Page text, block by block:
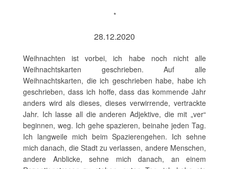
*
28.12.2020
Weihnachten ist vorbei, ich habe noch nicht alle
Weihnachtskarten geschrieben. Auf alle
Weihnachtskarten, die ich geschrieben habe, habe ich
geschrieben, dass ich hoffe, dass das kommende Jahr
anders wird als dieses, dieses verwirrende, vertrackte
Jahr. Ich lasse all die anderen Adjektive, die mit „ver“
beginnen, weg. Ich gehe spazieren, beinahe jeden Tag.
Ich langweile mich beim Spazierengehen. Ich sehne
mich danach, die Stadt zu verlassen, andere Menschen,
andere Anblicke, sehne mich danach, an einem